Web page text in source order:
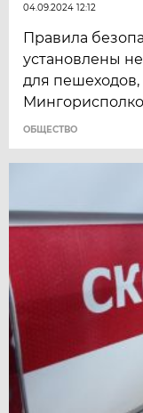
04.09.2024 12:12
Правила
установлены
для
ОБЩЕСТВО